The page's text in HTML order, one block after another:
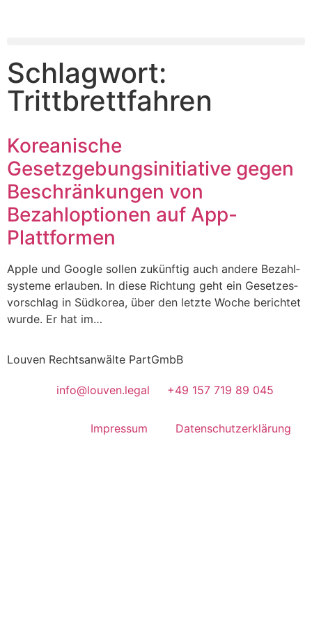
Schlagwort:
Trittbrettfahren
Koreanische
Gesetzgebungsinitiative gegen
Beschränkungen von
Bezahloptionen auf App-
Plattformen
Apple und Goog­le sol­len zukünf­tig auch ande­re Bezahl­
sys­te­me erlau­ben. In die­se Rich­tung geht ein Geset­zes­
vor­schlag in Süd­ko­rea, über den letz­te Woche berich­tet
wur­de. Er hat im…
Louven Rechtsanwälte PartGmbB
info@louven.legal +49 157 719 89 045
Impressum Datenschutzerklärung